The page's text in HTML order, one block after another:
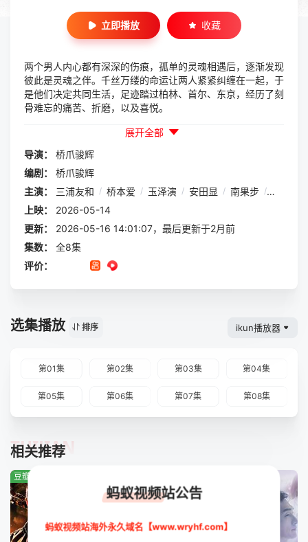
立即播放 收藏
两个男人内心都有深深的伤痕，孤单的灵魂相遇后，逐渐发现
彼此是灵魂之伴。千丝万缕的命运让两人紧紧纠缠在一起，于
是他们决定共同生活，足迹踏过柏林、首尔、东京，经历了刻
骨难忘的痛苦、折磨，以及喜悦。
展开全部
导演：
桥爪骏辉
编剧：
桥爪骏辉
主演：
三浦友和 / 桥本爱 / 玉泽演 / 安田显 / 南果步 / 矶村勇
上映：
2026-05-14
更新：
2026-05-16 14:01:07，最后更新于2月前
集数：
全8集
评价：
选集播放 排序 ikun播放器
第01集 第02集 第03集 第04集
第05集 第06集 第07集 第08集
相关推荐
TUIJIAN
豆瓣:3.8分
蚂蚁视频站公告
蚂蚁视频站海外永久域名【www.wryhf.com】